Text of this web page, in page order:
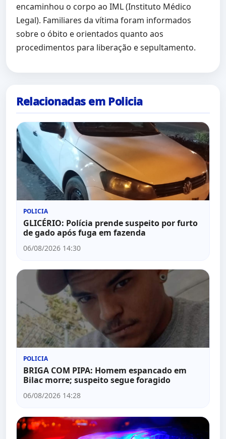
encaminhou o corpo ao IML (Instituto Médico
Legal). Familiares da vítima foram informados
sobre o óbito e orientados quanto aos
procedimentos para liberação e sepultamento.
Relacionadas em Policia
POLICIA
GLICÉRIO: Polícia prende suspeito por furto
de gado após fuga em fazenda
06/08/2026 14:30
POLICIA
BRIGA COM PIPA: Homem espancado em
Bilac morre; suspeito segue foragido
06/08/2026 14:28